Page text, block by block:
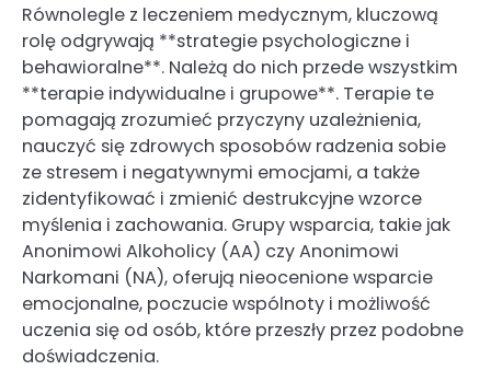
Równolegle z leczeniem medycznym, kluczową
rolę odgrywają **strategie psychologiczne i
behawioralne**. Należą do nich przede wszystkim
**terapie indywidualne i grupowe**. Terapie te
pomagają zrozumieć przyczyny uzależnienia,
nauczyć się zdrowych sposobów radzenia sobie
ze stresem i negatywnymi emocjami, a także
zidentyfikować i zmienić destrukcyjne wzorce
myślenia i zachowania. Grupy wsparcia, takie jak
Anonimowi Alkoholicy (AA) czy Anonimowi
Narkomani (NA), oferują nieocenione wsparcie
emocjonalne, poczucie wspólnoty i możliwość
uczenia się od osób, które przeszły przez podobne
doświadczenia.